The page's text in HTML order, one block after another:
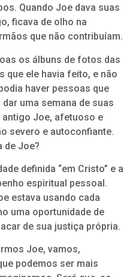
Quando Joe dava suas
ficava de olho na
que não contribuíam.
os álbuns de fotos das
que ele havia feito, e não
haver pessoas que
uma semana de suas
antigo Joe, afetuoso e
severo e autoconfiante.
de Joe?
definida “em Cristo” e a
espiritual pessoal.
estava usando cada
uma oportunidade de
de sua justiça própria.
Joe, vamos,
podemos ser mais